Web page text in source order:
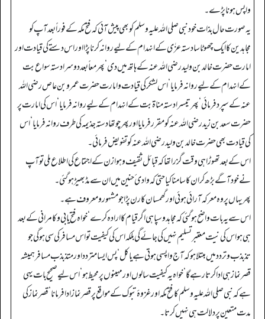
واپس ہونا پڑے۔
یہ صورت حال بذات خود نبی صلی اللہ علیہ وسلم کو بھی پیش آئی کہ فتح مکہ کے فوراً بعد آپ کو
مجاہدین کا ایک چھوٹا سا دستہ عزٰی کے انہدام کے لیے روانہ کرنا پڑا اور اس دستے کی قیادت اور
امارت حضرت خالد بن ولید رضی اللہ عنہ کے ہاتھ میں دی‘ پھر معاً بعد دوسرا دستہ سواع بت
کے انہدام کے لیے روانہ فرمایا‘ اس لشکر کی قیادت و امارت حضرت عمرو بن عاص رضی اللہ
عنہ کے سپرد فرمائی‘ پھر تیسرا دستہ مناۃ بت کے انہدام کے لیے روانہ فرمایا‘ اس کی امارت پر
حضرت سعد بن زید رضی اللہ عنہ کو مقرر فرمایا اور پھر چوتھا دستہ جذیمہ کی طرف روانہ فرمایا‘ اس
کی قیادت بھی حضرت خالد بن ولید رضی اللہ عنہ کو تفویض فرمائی۔
اس کے بعد تھوڑا ہی وقت گزرا تھا کہ قبائل ثقیف و ہوازن کے اجتماع کی اطلاع ملی تو آپ
نے خود آگے بڑھ کر ان کا سامنا کیا حتی کہ وادی ٔحنین میں ان سے مڈبھیڑ ہوگئی۔
پھر یہاں پر وہ معرکہ آرائی ہوئی اور گھمسان کا رن پڑا جو مشہور و معروف ہے۔
اس سے یہ بات واضح ہوگئی کہ مجاہد و سپاہی اگر قیام کا ارادہ کرے‘ خواہ فتح یابی و کامرانی کے بعد
ہی ہو اس کی نیت معتبر تسلیم نہیں کی جائے گی بلکہ اس کی کیفیت تو اس مسافر کی سی ہوگی جو
تذبذب و تردد میں مبتلا ہو کہ آج واپسی ہوتی ہے یا کل‘ پس ایسا متردد ا ور متذبذب مسافر ہمیشہ
قصر نماز ہی ادا کرتا رہے گا‘ خواہ یہ کیفیت سالوں اور مہینوں پر محیط ہو‘ اس لیے صحیح بات یہی
ہے کہ نبی صلی اللہ علیہ وسلم کا فتح مکہ اور غزوۂ تبوک کے مواقع پر قصر نماز ادا فرمانا‘ قصر نماز کی
مدت متعین پر دلالت ہی نہیں کرتا۔